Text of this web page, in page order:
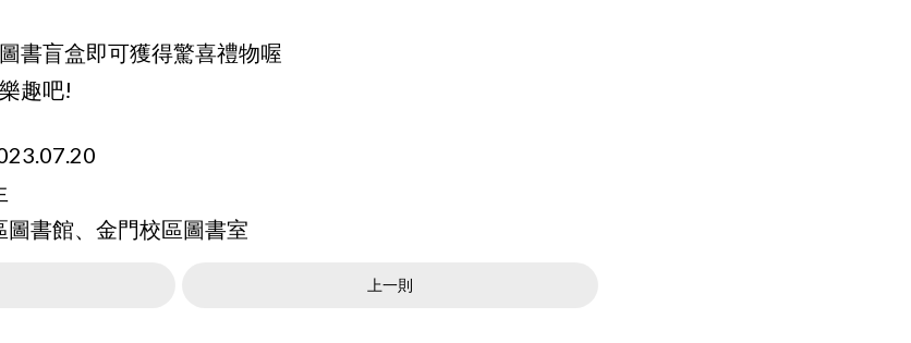
書盲盒即可獲得驚喜禮物喔
趣吧!
書館、金門校區圖書室
上一則